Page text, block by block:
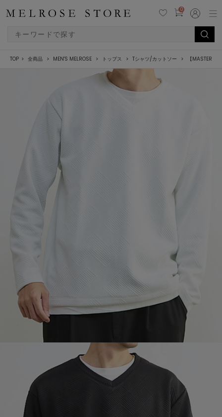
0
TOP 全商品 MEN'S MELROSE トップス Tシャツ/カットソー 【MASTER